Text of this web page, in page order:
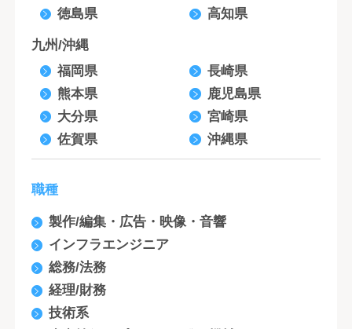
徳島県
高知県
九州/沖縄
福岡県
長崎県
熊本県
鹿児島県
大分県
宮崎県
佐賀県
沖縄県
職種
製作/編集・広告・映像・音響
インフラエンジニア
総務/法務
経理/財務
技術系